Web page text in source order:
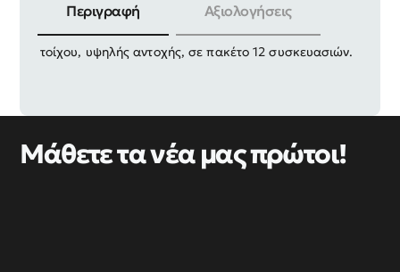
Περιγραφή Αξιολογήσεις
Γάντζοι βιδωτοί γαλβανιζέ, σετ με πλαστικό βύσμα
τοίχου, υψηλής αντοχής, σε πακέτο 12 συσκευασιών.
Μάθετε τα νέα μας πρώτοι!